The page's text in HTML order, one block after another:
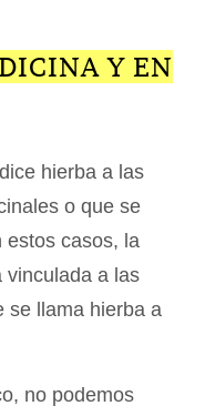
Y EN
hierba a las
o que se
estos casos, la
vinculada a las
se llama hierba a
no podemos